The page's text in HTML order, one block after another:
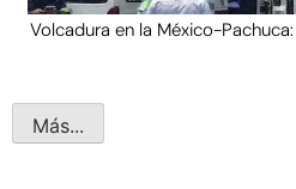
Volcadura en la México-
Más...